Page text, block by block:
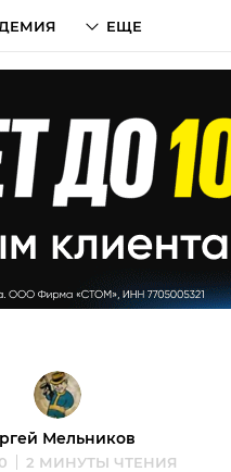
ЕЩЕ
Мельников
2 МИНУТЫ ЧТЕНИЯ